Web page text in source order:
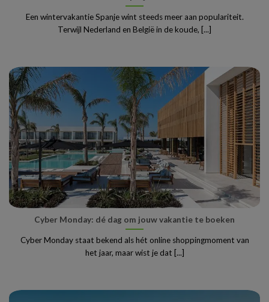
Een wintervakantie Spanje wint steeds meer aan populariteit.
Terwijl Nederland en België in de koude, [...]
Cyber Monday: dé dag om jouw vakantie te boeken
Cyber Monday staat bekend als hét online shoppingmoment van
het jaar, maar wist je dat [...]